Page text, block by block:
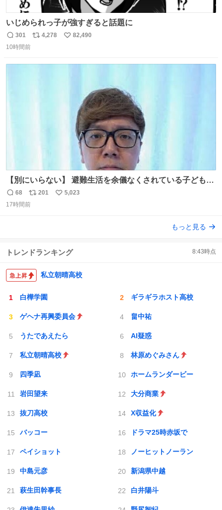
いじめられっ子が強すぎると話題に
返
信
301
リ
4,278
い
82,490
10時間前
【別にいらない】 避難生活を余儀なくされている子どもた
ちのためにヒカキンボックス1000個を寄付させていただき
ました
返
信
68
リ
ポ
201
い
5,023
17時間前
もっと見る
トレンドランキング 8:43時点
私立朝晴高校
白樺学園 ギラギラホスト高校
ゲヘナ再興委員会 畠中祐
うたであえたら AI疑惑
私立朝晴高校 林原めぐみさん
四季凪 ホームランダービー
岩田望来 大分商業
抜刀高校 X収益化
バッコー ドラマ25時赤坂で
ペイショット ノーヒットノーラン
中島元彦 新潟県中越
萩生田幹事長 白井陽斗